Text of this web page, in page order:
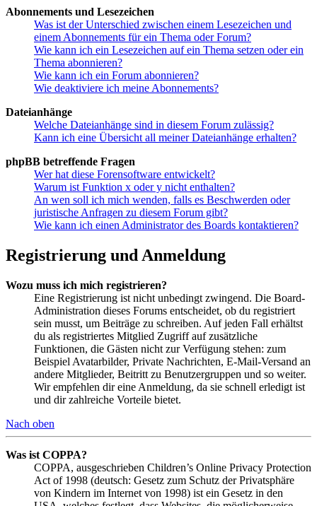
Abonnements und Lesezeichen
Was ist der Unterschied zwischen einem Lesezeichen und
einem Abonnements für ein Thema oder Forum?
Wie kann ich ein Lesezeichen auf ein Thema setzen oder ein
Thema abonnieren?
Wie kann ich ein Forum abonnieren?
Wie deaktiviere ich meine Abonnements?
Dateianhänge
Welche Dateianhänge sind in diesem Forum zulässig?
Kann ich eine Übersicht all meiner Dateianhänge erhalten?
phpBB betreffende Fragen
Wer hat diese Forensoftware entwickelt?
Warum ist Funktion x oder y nicht enthalten?
An wen soll ich mich wenden, falls es Beschwerden oder
juristische Anfragen zu diesem Forum gibt?
Wie kann ich einen Administrator des Boards kontaktieren?
Registrierung und Anmeldung
Wozu muss ich mich registrieren?
Eine Registrierung ist nicht unbedingt zwingend. Die Board-
Administration dieses Forums entscheidet, ob du registriert
sein musst, um Beiträge zu schreiben. Auf jeden Fall erhältst
du als registriertes Mitglied Zugriff auf zusätzliche
Funktionen, die Gästen nicht zur Verfügung stehen: zum
Beispiel Avatarbilder, Private Nachrichten, E-Mail-Versand an
andere Mitglieder, Beitritt zu Benutzergruppen und so weiter.
Wir empfehlen dir eine Anmeldung, da sie schnell erledigt ist
und dir zahlreiche Vorteile bietet.
Nach oben
Was ist COPPA?
COPPA, ausgeschrieben Children’s Online Privacy Protection
Act of 1998 (deutsch: Gesetz zum Schutz der Privatsphäre
von Kindern im Internet von 1998) ist ein Gesetz in den